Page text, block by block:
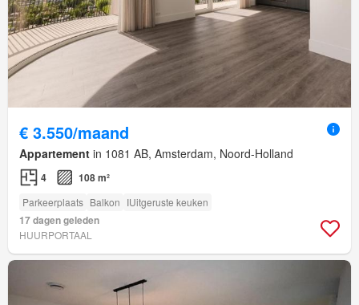
€ 3.550/maand
Appartement in 1081 AB, Amsterdam, Noord-Holland
4 108 m²
Parkeerplaats Balkon IUitgeruste keuken
17 dagen geleden
HUURPORTAAL